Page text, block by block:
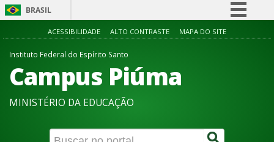
BRASIL
Simplifique!
Acesso à informação
Canais
ACESSIBILIDADE ALTO CONTRASTE MAPA DO SITE
Instituto Federal do Espírito Santo
Campus Piúma
MINISTÉRIO DA EDUCAÇÃO